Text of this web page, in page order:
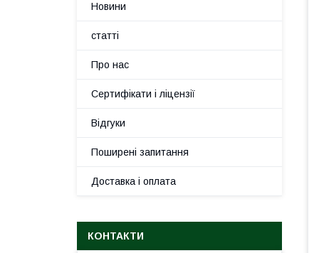
Новини
статті
Про нас
Сертифікати і ліцензії
Відгуки
Поширені запитання
Доставка і оплата
КОНТАКТИ